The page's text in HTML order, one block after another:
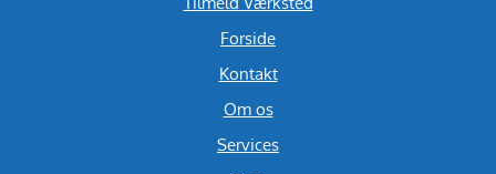
Forside
Kontakt
Om os
Services